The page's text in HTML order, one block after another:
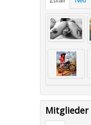
Mitglieder